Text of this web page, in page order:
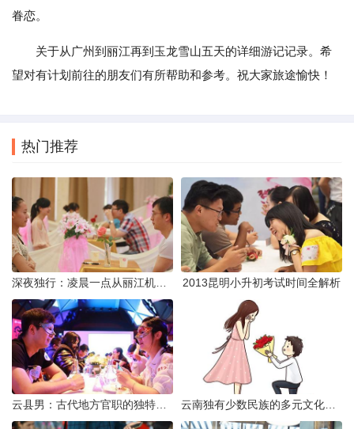
眷恋。
关于从广州到丽江再到玉龙雪山五天的详细游记记录。希
望对有计划前往的朋友们有所帮助和参考。祝大家旅途愉快！
热门推荐
2013昆明小升初考试时间全解析